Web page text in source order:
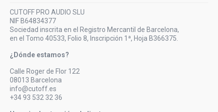
CUTOFF PRO AUDIO SLU
NIF B64834377
Sociedad inscrita en el Registro Mercantil de Barcelona,
en el Tomo 40533, Folio 8, Inscripción 1ª, Hoja B366375.
¿Dónde estamos?
Calle Roger de Flor 122
08013 Barcelona
info@cutoff.es
+34 93 532 32 36